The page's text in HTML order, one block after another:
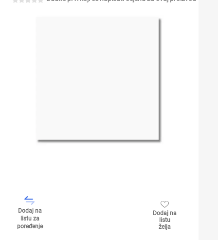
Dodaj na
listu za
poređenje
Dodaj na
listu
želja